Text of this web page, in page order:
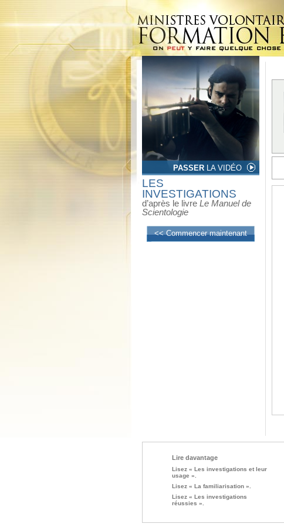
PASSER LA VIDÉO
LES
INVESTIGATIONS
d’après le livre Le Manuel de
Scientologie
<< Commencer maintenant
Lire davantage
Lisez « Les investigations et leur
usage ».
Lisez « La familiarisation ».
Lisez « Les investigations
réussies ».